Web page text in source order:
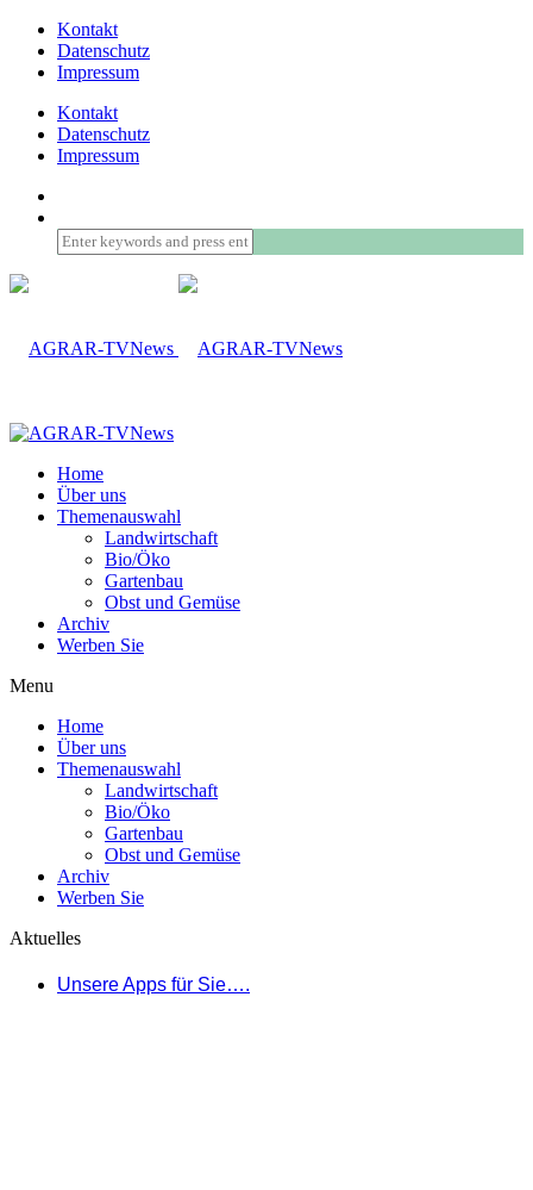
Kontakt
Datenschutz
Impressum
Kontakt
Datenschutz
Impressum
Home
Über uns
Themenauswahl
Landwirtschaft
Bio/Öko
Gartenbau
Obst und Gemüse
Archiv
Werben Sie
Menu
Home
Über uns
Themenauswahl
Landwirtschaft
Bio/Öko
Gartenbau
Obst und Gemüse
Archiv
Werben Sie
Aktuelles
Unsere Apps für Sie….